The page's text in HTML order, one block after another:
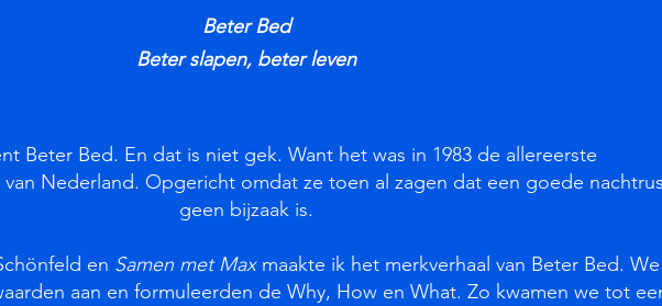
Beter Bed
Beter slapen, beter leven
Beter Bed. En dat is niet gek. Want het was in 1983 de allereerste
van Nederland. Opgericht omdat ze toen al zagen dat een goede
geen bijzaak is.
en Samen met Maxmaakte ik het merkverhaal van Beter Bed. We
aan en formuleerden de Why, How en What. Zo kwamen we tot